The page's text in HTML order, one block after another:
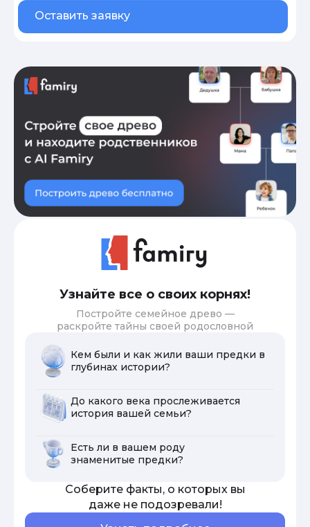
Оставить заявку
Узнайте все о своих корнях!
Постройте семейное древо —
раскройте тайны своей родословной
Кем были и как жили ваши предки в
глубинах истории?
До какого века прослеживается
история вашей семьи?
Есть ли в вашем роду
знаменитые предки?
Соберите факты, о которых вы
даже не подозревали!